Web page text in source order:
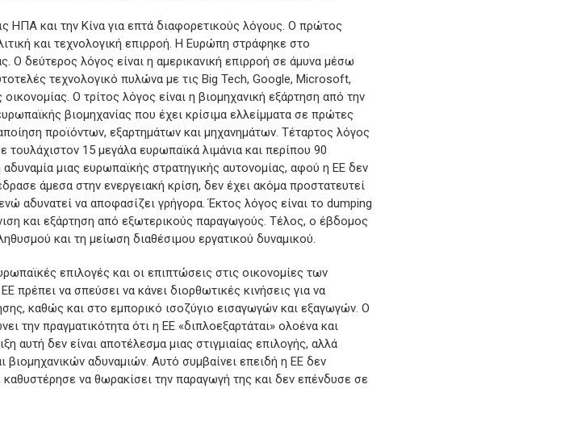
ΗΠΑ και την Κίνα για επτά διαφορετικούς λόγους. Ο πρώτος
και τεχνολογική επιρροή. Η Ευρώπη στράφηκε στο
Ο δεύτερος λόγος είναι η αμερικανική επιρροή σε άμυνα μέσω
τεχνολογικό πυλώνα με τις Big Tech, Google, Microsoft,
Ο τρίτος λόγος είναι η βιομηχανική εξάρτηση από την
βιομηχανίας που έχει κρίσιμα ελλείμματα σε πρώτες
προϊόντων, εξαρτημάτων και μηχανημάτων. Τέταρτος λόγος
15 μεγάλα ευρωπαϊκά λιμάνια και περίπου 90
μιας ευρωπαϊκής στρατηγικής αυτονομίας, αφού η ΕΕ δεν
άμεσα στην ενεργειακή κρίση, δεν έχει ακόμα προστατευτεί
αδυνατεί να αποφασίζει γρήγορα. Έκτος λόγος είναι το dumping
και εξάρτηση από εξωτερικούς παραγωγούς. Τέλος, ο έβδομος
και τη μείωση διαθέσιμου εργατικού δυναμικού.
επιλογές και οι επιπτώσεις στις οικονομίες των
πρέπει να σπεύσει να κάνει διορθωτικές κινήσεις για να
καθώς και στο εμπορικό ισοζύγιο εισαγωγών και εξαγωγών. Ο
την πραγματικότητα ότι η ΕΕ «διπλοεξαρτάται» ολοένα και
αυτή δεν είναι αποτέλεσμα μιας στιγμιαίας επιλογής, αλλά
αδυναμιών. Αυτό συμβαίνει επειδή η ΕΕ δεν
να θωρακίσει την παραγωγή της και δεν επένδυσε σε